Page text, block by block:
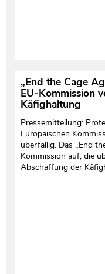
„End the Cage
EU-Kommission
Käfighaltung
Pressemitteilung:
Europäischen
überfällig. Das „End
Kommission auf, die
Abschaffung der